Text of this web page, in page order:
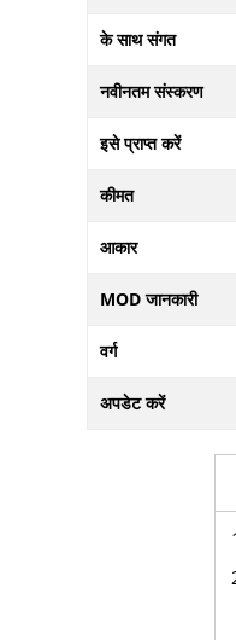
के साथ संगत
नवीनतम संस्करण
इसे प्राप्त करें
कीमत
आकार
MOD जानकारी
वर्ग
अपडेट करें